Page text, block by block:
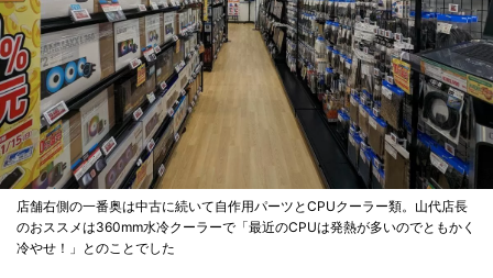
店舗右側の一番奥は中古に続いて自作用パーツとCPUクーラー類。山代店長
のおススメは360mm水冷クーラーで「最近のCPUは発熱が多いのでともかく
冷やせ！」とのことでした